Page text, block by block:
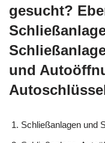
gesucht?
und
Schließanlagen und